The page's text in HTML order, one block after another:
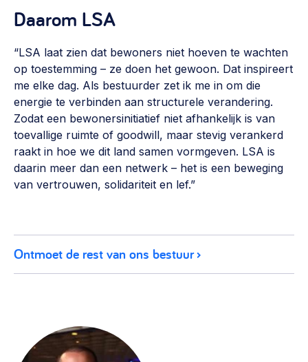
Wijkaanpak
Weerbare gemeenschappen
Voorbereiden op crisis, noodsteunpunten,
ontmoetingsplekken >
Buurtenergie
Energiecollectieven, buurt vergroenen, SDG >
Meebeslissen
Samenwerken en lokale politiek
Lobbyen, invloed uitoefenen, maatschappelijke impact >
Daarom LSA
“LSA laat zien dat bewoners niet hoeven te wachten
op toestemming – ze doen het gewoon. Dat inspireert
me elke dag. Als bestuurder zet ik me in om die
energie te verbinden aan structurele verandering.
Zodat een bewonersinitiatief niet afhankelijk is van
toevallige ruimte of goodwill, maar stevig verankerd
raakt in hoe we dit land samen vormgeven. LSA is
daarin meer dan een netwerk – het is een beweging
van vertrouwen, solidariteit en lef.”
Ontmoet de rest van ons bestuur